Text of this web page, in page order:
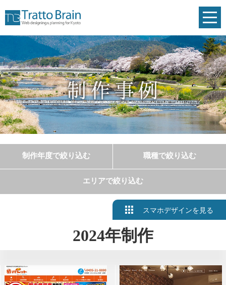
制作年度で絞り込む 職種で絞り込む
エリアで絞り込む
スマホデザインを見る
2024年制作